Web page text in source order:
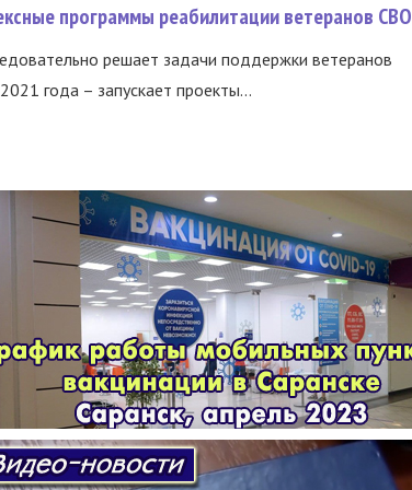
программы реабилитации ветеранов СВО
решает задачи поддержки ветеранов
года – запускает проекты...